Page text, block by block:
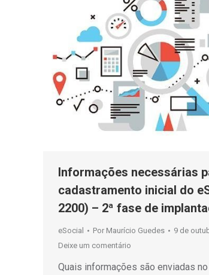
Informações necessárias
cadastramento inicial do
2200) – 2ª fase de
eSocial Por Maurício Guedes
9 de
Deixe um comentário
Quais informações são enviadas no